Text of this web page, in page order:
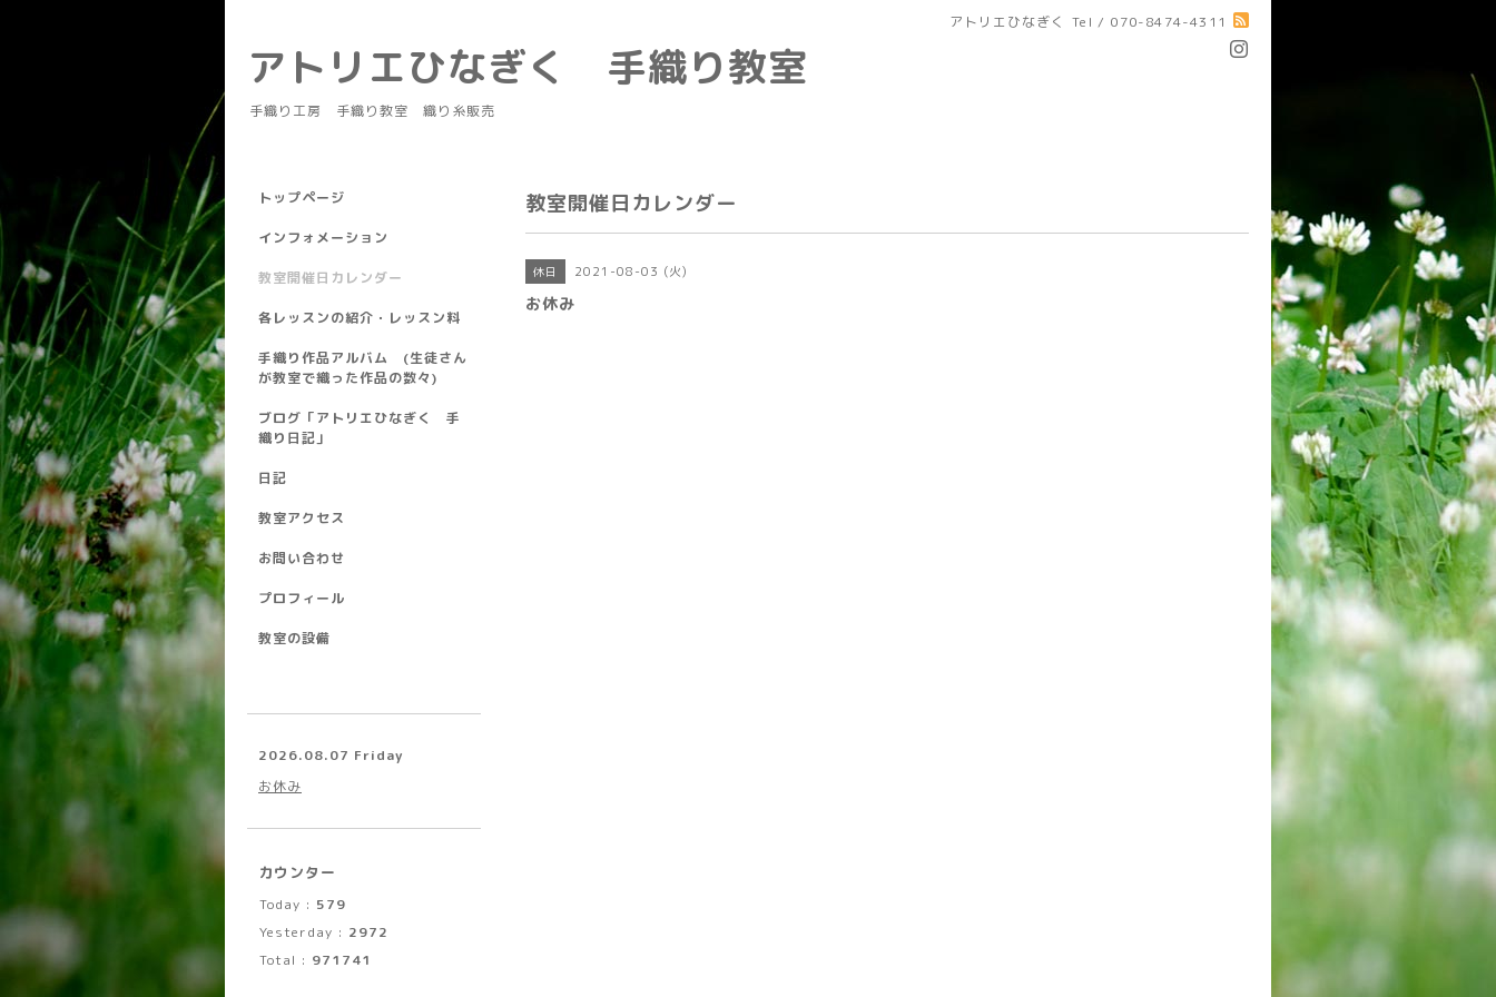
アトリエひなぎく Tel / 070-8474-4311
アトリエひなぎく 手織り教室
手織り工房 手織り教室 織り糸販売
教室開催日カレンダー
休日 2021-08-03 (火)
お休み
トップページ
インフォメーション
教室開催日カレンダー
各レッスンの紹介・レッスン料
手織り作品アルバム (生徒さん
が教室で織った作品の数々)
ブログ「アトリエひなぎく 手
織り日記」
日記
教室アクセス
お問い合わせ
プロフィール
教室の設備
2026.08.07 Friday
お休み
カウンター
Today : 579
Yesterday : 2972
Total : 971741